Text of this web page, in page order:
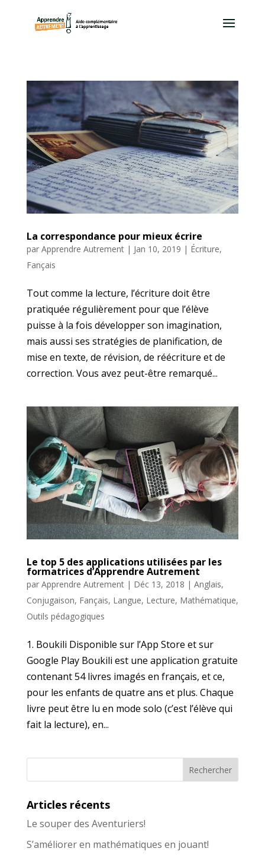
La correspondance pour mieux écrire
par Apprendre Autrement| Jan 10, 2019 | Écriture,
Fançais
Tout comme la lecture, l’écriture doit être
pratiquée régulièrement pour que l’élève
puisse à la fois développer son imagination,
mais aussi ses stratégies de planification, de
mise en texte, de révision, de réécriture et de
correction. Vous avez peut-être remarqué...
Le top 5 des applications utilisées par les
formatrices d’Apprendre Autrement
par Apprendre Autrement| Déc 13, 2018 | Anglais,
Conjugaison, Fançais, Langue, Lecture, Mathématique,
Outils pédagogiques
1. Boukili Disponible sur l’App Store et sur
Google Play Boukili est une application gratuite
contenant 54 livres imagés en français, et ce,
pour les enfants de quatre ans et plus. Chaque
livre peut être lu en mode solo (c’est l’élève qui
fait la lecture), en...
Articles récents
Le souper des Aventuriers!
S’améliorer en mathématiques en jouant!